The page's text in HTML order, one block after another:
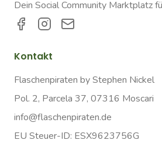
Dein Social Community Marktplatz
Kontakt
Flaschenpiraten by Stephen Nickel
Pol. 2, Parcela 37, 07316 Moscari
info@flaschenpiraten.de
EU Steuer-ID: ESX9623756G